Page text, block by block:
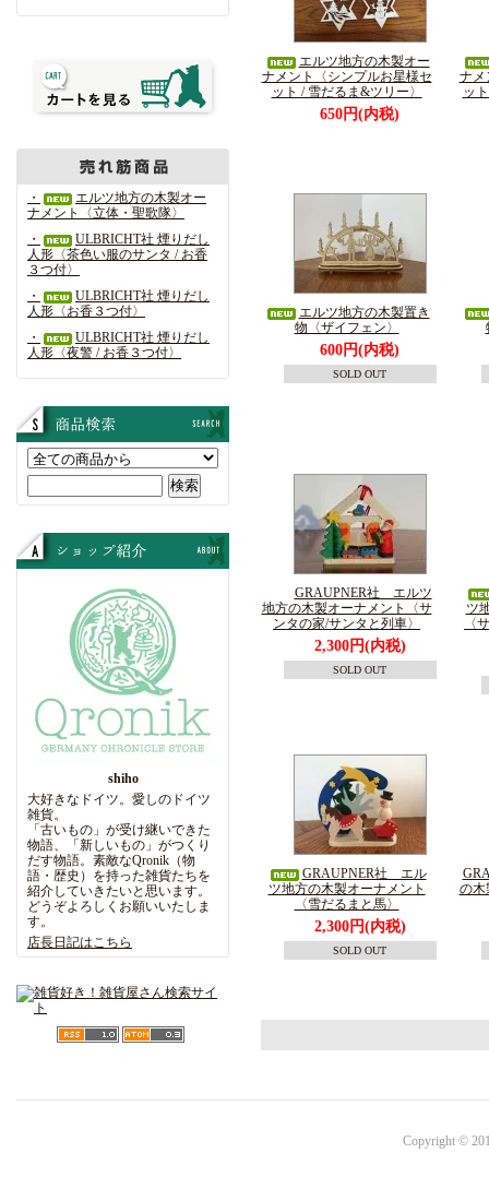
・
エルツ地方の木製オー
ナメント〈立体・聖歌隊〉
・
ULBRICHT社 煙りだし
人形〈茶色い服のサンタ / お香
３つ付〉
・
ULBRICHT社 煙りだし
人形〈お香３つ付〉
・
ULBRICHT社 煙りだし
人形〈夜警 / お香３つ付〉
shiho
大好きなドイツ。愛しのドイツ
雑貨。
「古いもの」が受け継いできた
物語、「新しいもの」がつくり
だす物語。素敵なQronik（物
語・歴史）を持った雑貨たちを
紹介していきたいと思います。
どうぞよろしくお願いいたしま
す。
店長日記はこちら
エルツ地方の木製オー
ナメント〈シンプルお星様セ
ット / 雪だるま&ツリー〉
650円(内税)
ナメ
ッ
エルツ地方の木製置き
物〈ザイフェン〉
600円(内税)
SOLD OUT
GRAUPNER社 エルツ
地方の木製オーナメント〈サ
ンタの家/サンタと列車〉
2,300円(内税)
SOLD OUT
ツ
〈
GRAUPNER社 エル
ツ地方の木製オーナメント
〈雪だるまと馬〉
2,300円(内税)
SOLD OUT
の木
Copyright ©